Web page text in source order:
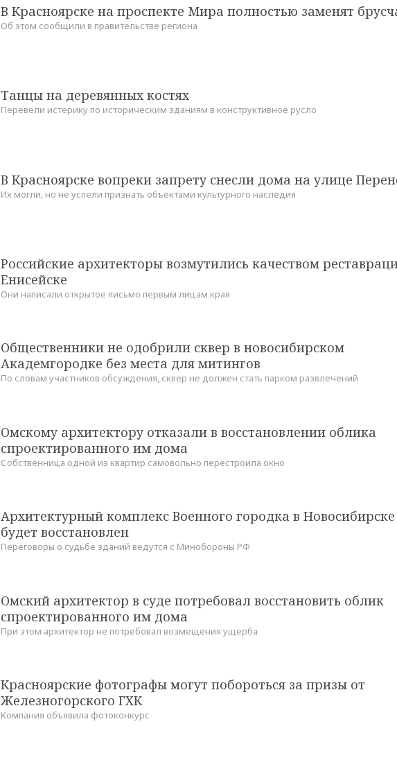
В Красноярске на проспекте Мира полностью заменят
Об этом сообщили в правительстве региона
Танцы на деревянных костях
Перевели истерику по историческим зданиям в конструктивное русло
В Красноярске вопреки запрету снесли дома на улице
Их могли, но не успели признать объектами культурного наследия
Российские архитекторы возмутились качеством
Енисейске
Они написали открытое письмо первым лицам края
Общественники не одобрили сквер в новосибирском
Академгородке без места для митингов
По словам участников обсуждения, сквер не должен стать парком развлечений
Омскому архитектору отказали в восстановлении облика
спроектированного им дома
Собственница одной из квартир самовольно перестроила окно
Архитектурный комплекс Военного городка в Новосибирске
будет восстановлен
Переговоры о судьбе зданий ведутся с Минобороны РФ
Омский архитектор в суде потребовал восстановить облик
спроектированного им дома
При этом архитектор не потребовал возмещения ущерба
Красноярские фотографы могут побороться за призы от
Железногорского ГХК
Компания объявила фотоконкурс